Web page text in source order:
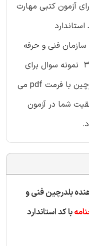
آزمون کتبی مهارت
آموزشی سازمان فنی و حرفه
ای نموده است. این محصول شامل 30 نمونه سوال برای
آمادگی در امتحان پرورش دهنده بلدرچین با فرمت pdf می
شما در آزمون
بلدرچین فنی و
با کد استاندارد